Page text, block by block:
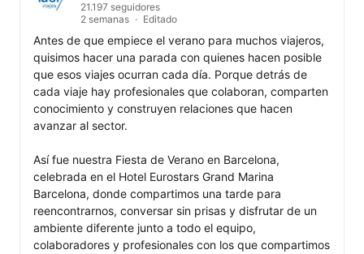
21.197 seguidores
2 semanas
Editado
Antes de que empiece el verano para muchos viajeros,
quisimos hacer una parada con quienes hacen posible
que esos viajes ocurran cada día. Porque detrás de
cada viaje hay profesionales que colaboran, comparten
conocimiento y construyen relaciones que hacen
avanzar al sector.
Así fue nuestra Fiesta de Verano en Barcelona,
celebrada en el Hotel Eurostars Grand Marina
Barcelona, donde compartimos una tarde para
reencontrarnos, conversar sin prisas y disfrutar de un
ambiente diferente junto a todo el equipo,
colaboradores y profesionales con los que compartimos